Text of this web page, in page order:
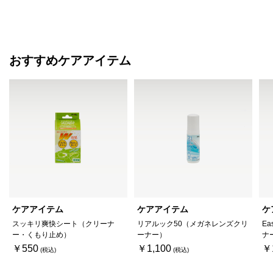
おすすめケアアイテム
ケアアイテム
スッキリ爽快シート（クリーナ
ー・くもり止め）
￥550
ケアアイテム
リアルック50（メガネレンズクリ
ーナー）
￥1,100
ケ
ナ